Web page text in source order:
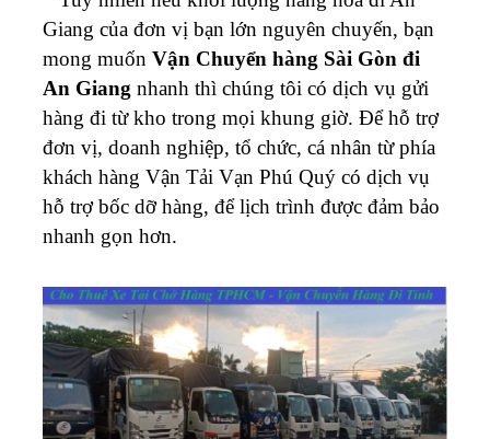
Giang của đơn vị bạn lớn nguyên chuyến, bạn
mong muốn Vận Chuyển hàng Sài Gòn đi
An Giang nhanh thì chúng tôi có dịch vụ gửi
hàng đi từ kho trong mọi khung giờ. Để hỗ trợ
đơn vị, doanh nghiệp, tổ chức, cá nhân từ phía
khách hàng Vận Tải Vạn Phú Quý có dịch vụ
hỗ trợ bốc dỡ hàng, để lịch trình được đảm bảo
nhanh gọn hơn.